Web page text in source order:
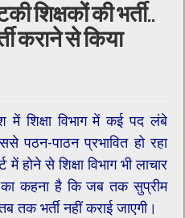
शिक्षकों की भर्ती..
कराने से किया
में शिक्षा विभाग में कई पद लंबे
पाठन प्रभावित हो रहा
होने से शिक्षा विभाग भी लाचार
का कहना है कि जब तक सुप्रीम
तक भर्ती नहीं कराई जाएगी।